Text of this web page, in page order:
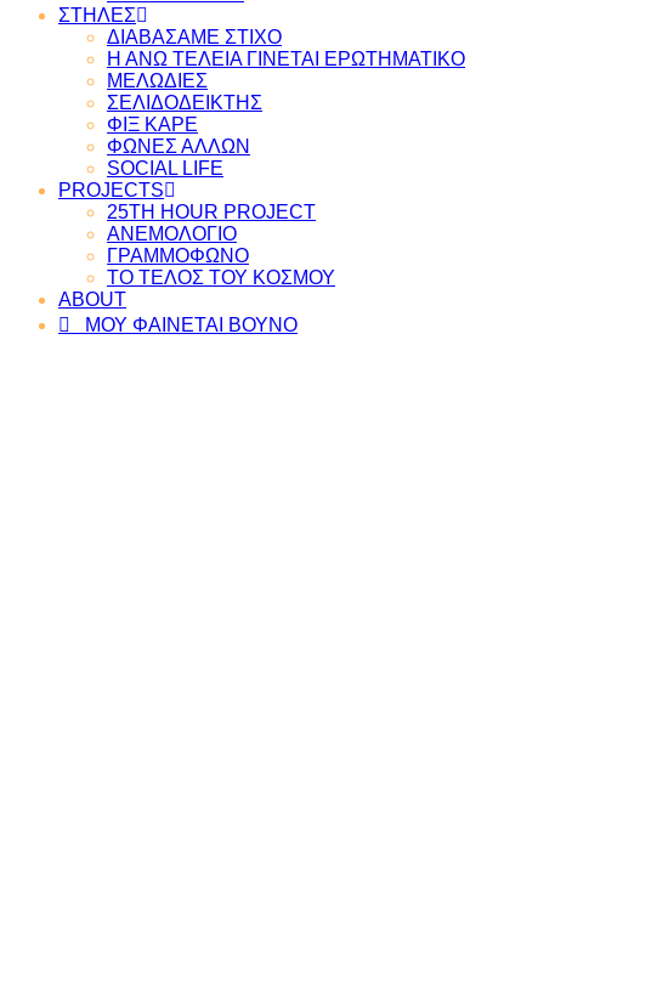
ΣΤΗΛΕΣ
ΔΙΑΒΑΣΑΜΕ ΣΤΙΧΟ
Η ΑΝΩ ΤΕΛΕΙΑ ΓΙΝΕΤΑΙ ΕΡΩΤΗΜΑΤΙΚΟ
ΜΕΛΩΔΙΕΣ
ΣΕΛΙΔΟΔΕΙΚΤΗΣ
ΦΙΞ ΚΑΡΕ
ΦΩΝΕΣ ΑΛΛΩΝ
SOCIAL LIFE
PROJECTS
25TH HOUR PROJECT
ΑΝΕΜΟΛΟΓΙΟ
ΓΡΑΜΜΟΦΩΝΟ
ΤΟ ΤΕΛΟΣ ΤΟΥ ΚΟΣΜΟΥ
ABOUT
ΜΟΥ ΦΑΙΝΕΤΑΙ ΒΟΥΝΟ